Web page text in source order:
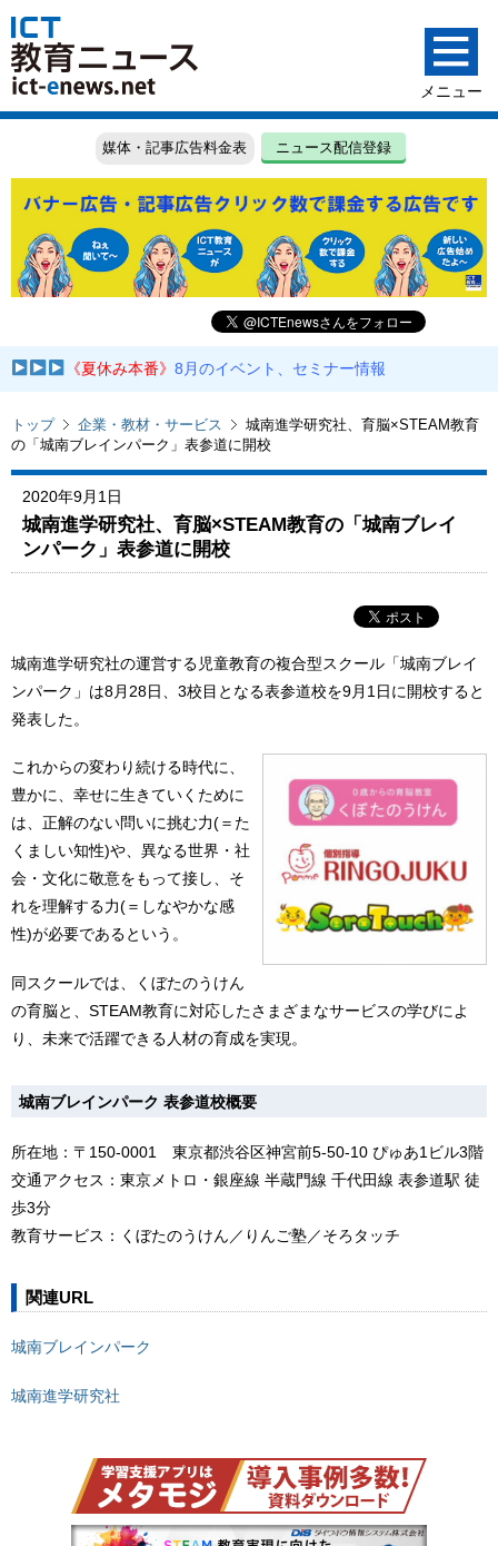
媒体・記事広告料金表 ニュース配信登録
《夏休み本番》8月のイベント、セミナー情報
トップ 企業・教材・サービス
城南進学研究社、育脳×STEAM教育
の「城南ブレインパーク」表参道に開校
2020年9月1日
城南進学研究社、育脳×STEAM教育の「城南ブレイ
ンパーク」表参道に開校
城南進学研究社の運営する児童教育の複合型スクール「城南ブレイ
ンパーク」は8月28日、3校目となる表参道校を9月1日に開校すると
発表した。
これからの変わり続ける時代に、
豊かに、幸せに生きていくために
は、正解のない問いに挑む力(＝た
くましい知性)や、異なる世界・社
会・文化に敬意をもって接し、そ
れを理解する力(＝しなやかな感
性)が必要であるという。
同スクールでは、くぼたのうけん
の育脳と、STEAM教育に対応したさまざまなサービスの学びによ
り、未来で活躍できる人材の育成を実現。
城南ブレインパーク 表参道校概要
所在地：〒150-0001 東京都渋谷区神宮前5-50-10 ぴゅあ1ビル3階
交通アクセス：東京メトロ・銀座線 半蔵門線 千代田線 表参道駅 徒
歩3分
教育サービス：くぼたのうけん／りんご塾／そろタッチ
関連URL
城南ブレインパーク
城南進学研究社